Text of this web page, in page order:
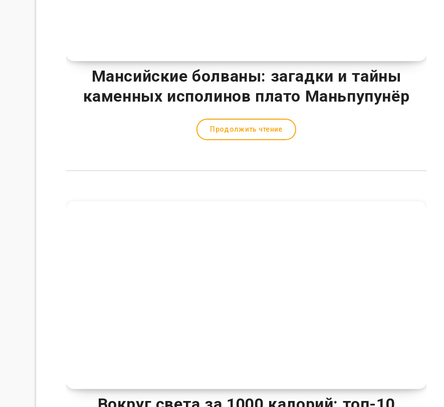
Мансийские болваны: загадки и тайны
каменных исполинов плато Маньпупунёр
Продолжить чтение